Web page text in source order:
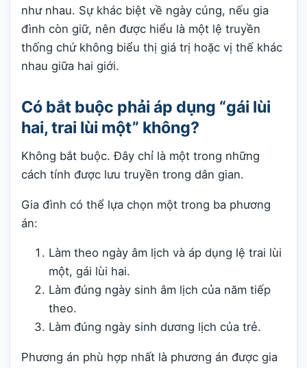
như nhau. Sự khác biệt về ngày cúng, nếu gia
đình còn giữ, nên được hiểu là một lệ truyền
thống chứ không biểu thị giá trị hoặc vị thế khác
nhau giữa hai giới.
Có bắt buộc phải áp dụng “gái lùi
hai, trai lùi một” không?
Không bắt buộc. Đây chỉ là một trong những
cách tính được lưu truyền trong dân gian.
Gia đình có thể lựa chọn một trong ba phương
án:
Làm theo ngày âm lịch và áp dụng lệ trai lùi
một, gái lùi hai.
Làm đúng ngày sinh âm lịch của năm tiếp
theo.
Làm đúng ngày sinh dương lịch của trẻ.
Phương án phù hợp nhất là phương án được gia